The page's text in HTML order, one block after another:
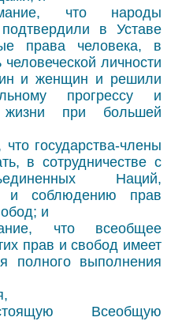
что народы
в Уставе
права человека, в
личности
и женщин и решили
прогрессу и
при большей
государства-члены
в сотрудничестве с
Наций,
и соблюдению прав
и
что всеобщее
прав и свобод имеет
полного выполнения
Всеобщую